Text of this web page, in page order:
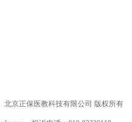
北京正保医教科技有限公司 版权所有